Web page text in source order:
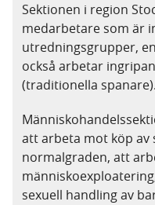
Sektionen i region
medarbetare som är
utredningsgrupper,
också arbetar
(traditionella spanare).
att arbeta mot köp av
normalgraden, att
sexuell handling av